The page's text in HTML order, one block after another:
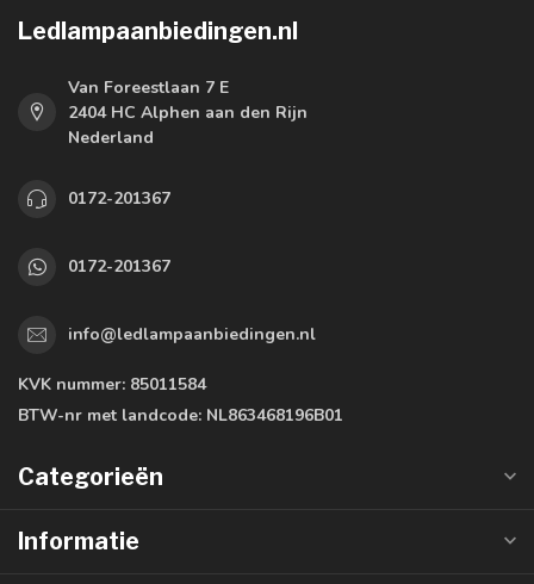
Ledlampaanbiedingen.nl
Van Foreestlaan 7 E
2404 HC Alphen aan den Rijn
Nederland
0172-201367
0172-201367
info@ledlampaanbiedingen.nl
KVK nummer: 85011584
BTW-nr met landcode: NL863468196B01
Categorieën
Informatie